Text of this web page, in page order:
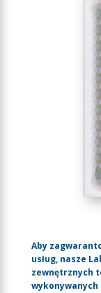
Aby
usług, nasze
zewnętrznych
wykonywanych